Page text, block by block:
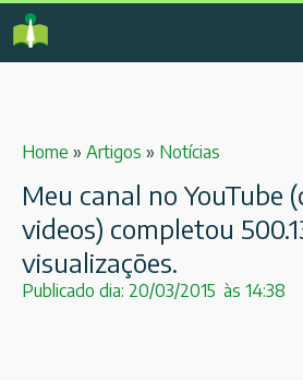
Home » Artigos » Notícias
Meu canal no YouTube
videos) completou
visualizações.
Publicado dia: 20/03/2015 às 14:38